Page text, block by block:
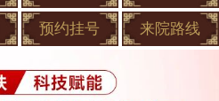
预约挂号 来院路线